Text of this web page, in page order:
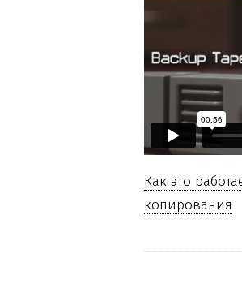
Как это
копирования